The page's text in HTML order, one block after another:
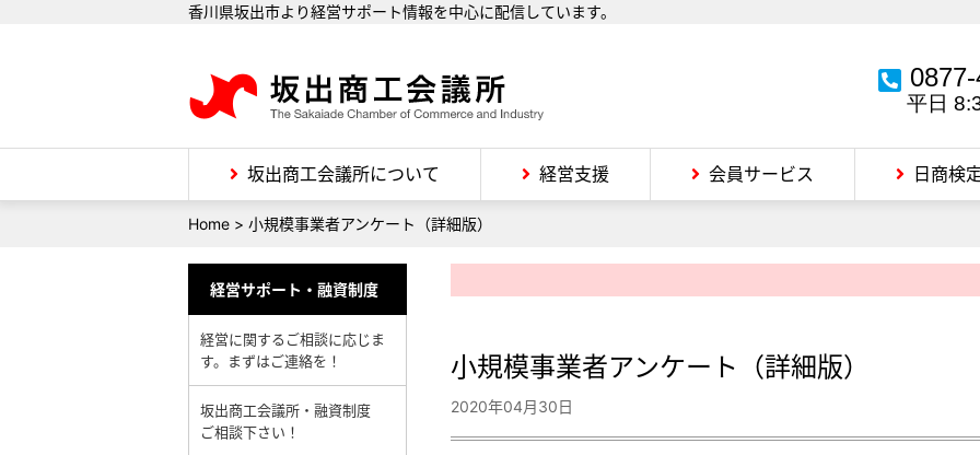
香川県坂出市より経営サポート情報を中心に配信しています。
平日
坂出商工会議所について 経営支援 会員サービス 日商検
Home > 小規模事業者アンケート（詳細版）
小規模事業者アンケート（詳細版）
2020年04月30日
経営サポート・融資制度
経営に関するご相談に応じま
す。まずはご連絡を！
坂出商工会議所・融資制度
ご相談下さい！